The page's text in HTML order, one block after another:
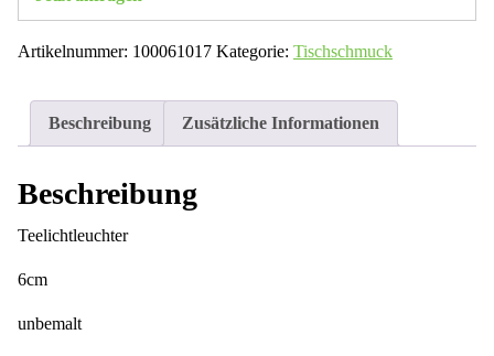
Artikelnummer: 100061017 Kategorie: Tischschmuck
Beschreibung Zusätzliche Informationen
Beschreibung
Teelichtleuchter
6cm
unbemalt